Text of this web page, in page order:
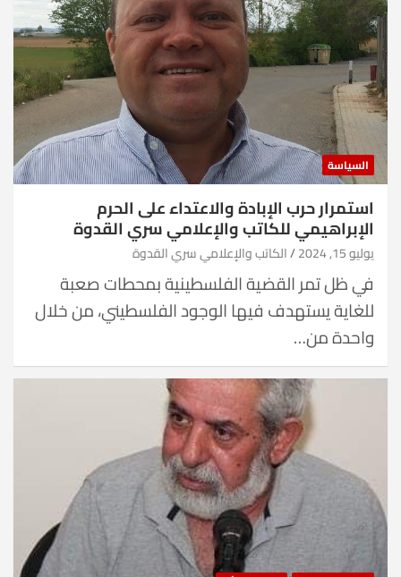
السياسة
استمرار حرب الإبادة والاعتداء على الحرم
الإبراهيمي للكاتب والإعلامي سري القدوة
يوليو 15, 2024 الكاتب والإعلامي سري القدوة
في ظل تمر القضية الفلسطينية بمحطات صعبة
للغاية يستهدف فيها الوجود الفلسطيني، من خلال
واحدة من…